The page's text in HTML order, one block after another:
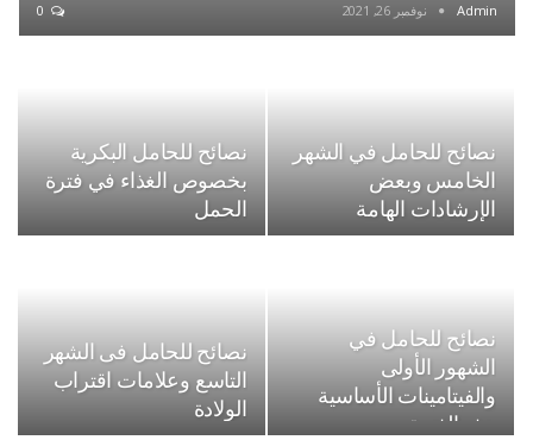
Admin نوفمبر 26, 2021
نصائح للحامل في الشهر
الخامس وبعض
الإرشادات الهامة
نصائح للحامل البكرية
بخصوص الغذاء في فترة
الحمل
نصائح للحامل في
الشهور الأولى
والفيتامينات الأساسية
هذه الفترة
نصائح للحامل فى الشهر
التاسع وعلامات اقتراب
الولادة